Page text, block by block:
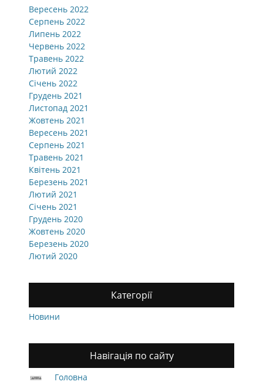
Вересень 2022
Серпень 2022
Липень 2022
Червень 2022
Травень 2022
Лютий 2022
Січень 2022
Грудень 2021
Листопад 2021
Жовтень 2021
Вересень 2021
Серпень 2021
Травень 2021
Квітень 2021
Березень 2021
Лютий 2021
Січень 2021
Грудень 2020
Жовтень 2020
Березень 2020
Лютий 2020
Категорії
Новини
Навігація по сайту
Головна